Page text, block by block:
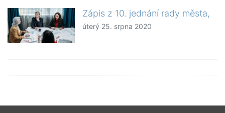
Zápis z 10. jednání rady města,
úterý 25. srpna 2020